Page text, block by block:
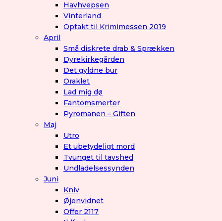
Havhvepsen
Vinterland
Optakt til Krimimessen 2019
April
Små diskrete drab & Sprækken
Dyrekirkegården
Det gyldne bur
Oraklet
Lad mig dø
Fantomsmerter
Pyromanen – Giften
Maj
Utro
Et ubetydeligt mord
Tvunget til tavshed
Undladelsessynden
Juni
Kniv
Øjenvidnet
Offer 2117